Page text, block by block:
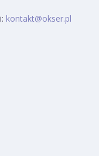
kontakt@okser.pl